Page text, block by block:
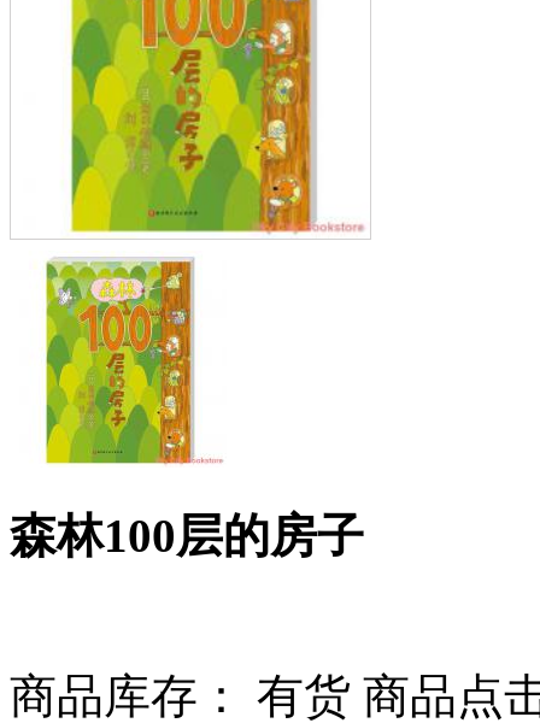
森林100层的房子
商品库存： 有货 商品点